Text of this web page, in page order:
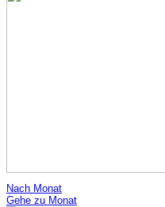
Nach Monat
Gehe zu Monat